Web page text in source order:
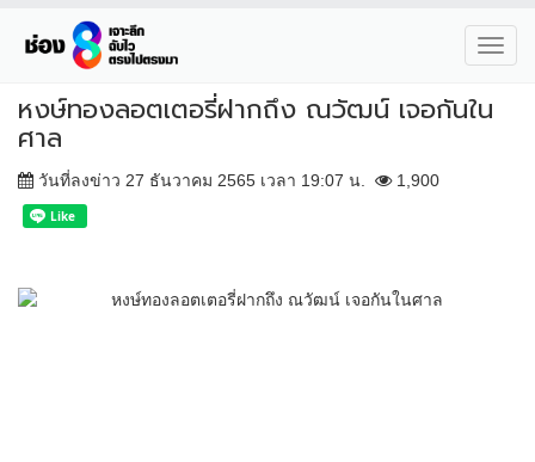
หงษ์ทองลอตเตอรี่ฝากถึง ณวัฒน์ เจอกันใน
ศาล
วันที่ลงข่าว 27 ธันวาคม 2565 เวลา 19:07 น. 1,900